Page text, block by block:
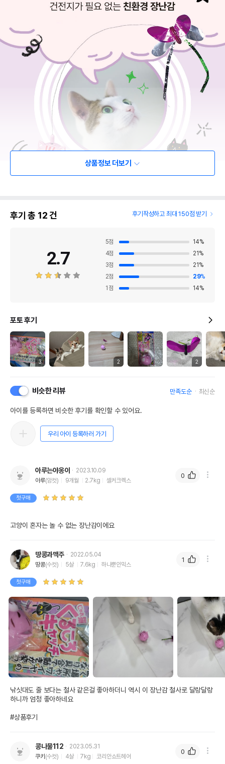
상품정보 더보기
후기 총 12건 후기작성하고 최대 150점 받기
2.7
5점 14%
4점 21 %
3점 21 %
2점 29%
1 점 14%
포토 후기
3 2 2
비슷한 리뷰 만족도순 최신순
아이를 등록하면 비슷한 후기를 확인할 수 있어요.
우리 아이 등록하러 가기
아루는야옹이
2023.10.09
아루(암컷) 9개월 2.7kg 셀커크렉스
첫구매
고양이 혼자는 놀 수 없는 장난감이에요
0
땅콩과맥주
2022.05.04
땅콩(수컷) 5살 7.6kg 하나뿐인믹스
첫구매
낚싯대도 줄 보다는 철사 같은걸 좋아하더니 역시 이 장난감 철사로 달랑달랑
하니까 엄청 좋아하네요
#상품후기
1
콩나물112
2023.05.31
쿠키 (수컷) 4살 7kg 코리안쇼트헤어
0